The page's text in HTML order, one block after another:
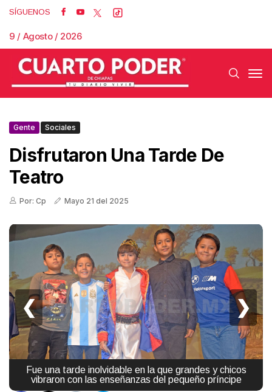
SÍGUENOS
9 / Agosto / 2026
Gente Sociales
Disfrutaron Una Tarde De
Teatro
Por: Cp Mayo 21 del 2025
Fue una tarde inolvidable en la que grandes y chicos
vibraron con las enseñanzas del pequeño príncipe
❮ ❯